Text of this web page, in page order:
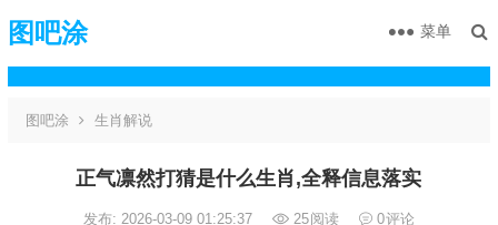
图吧涂 菜单
图吧涂 生肖解说
正气凛然打猜是什么生肖,全释信息落实
发布: 2026-03-09 01:25:37 25阅读 0评论